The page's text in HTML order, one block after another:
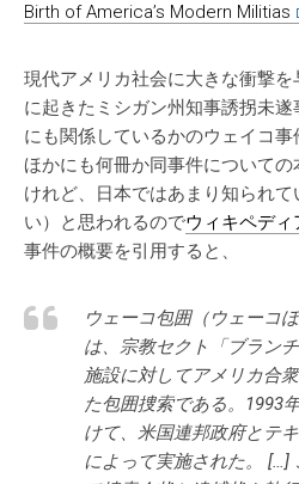
Birth of America’s Modern Militias
現代アメリカ社会に大きな衝撃
に起きたミシガン州知事誘拐未
にも関係しているかのウェイコ
ほかにも何冊か同事件について
けれど、日本ではあまり知られ
い）と思われるのでウィキペディ
事件の概要を引用すると、
ウェーコ包囲（ウェーコ
は、宗教セクト「ブラン
施設に対してアメリカ合
た包囲捜索である。1993
けて、米国連邦政府とテ
によって実施された。 […]